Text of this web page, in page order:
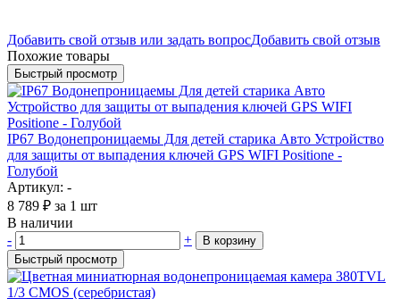
Добавить свой отзыв или задать вопросДобавить свой отзыв
Похожие товары
Быстрый просмотр
IP67 Водонепроницаемы Для детей старика Авто Устройство
для защиты от выпадения ключей GPS WIFI Positione -
Голубой
Артикул: -
8 789 ₽ за 1 шт
В наличии
-
+
В корзину
Быстрый просмотр